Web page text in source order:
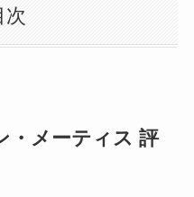
次
・メーティス 評